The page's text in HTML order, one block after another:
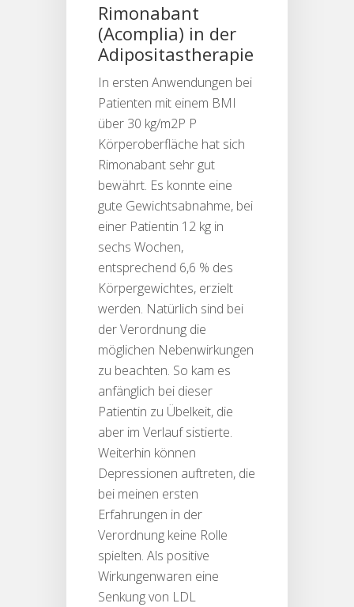
Rimonabant
(Acomplia) in der
Adipositastherapie
In ersten Anwendungen bei
Patienten mit einem BMI
über 30 kg/m2P P
Körperoberfläche hat sich
Rimonabant sehr gut
bewährt. Es konnte eine
gute Gewichtsabnahme, bei
einer Patientin 12 kg in
sechs Wochen,
entsprechend 6,6 % des
Körpergewichtes, erzielt
werden. Natürlich sind bei
der Verordnung die
möglichen Nebenwirkungen
zu beachten. So kam es
anfänglich bei dieser
Patientin zu Übelkeit, die
aber im Verlauf sistierte.
Weiterhin können
Depressionen auftreten, die
bei meinen ersten
Erfahrungen in der
Verordnung keine Rolle
spielten. Als positive
Wirkungenwaren eine
Senkung von LDL